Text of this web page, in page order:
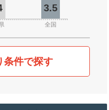
3.5
全国
条件で探す